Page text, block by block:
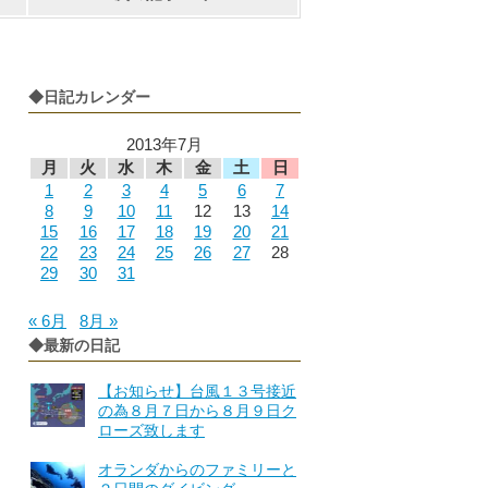
◆日記カレンダー
2013年7月
月
火 水 木 金 土
日
1
2 3 4 5 6
7
8
9 10 11 12 13
14
15
16 17 18 19 20
21
22
23 24 25 26 27
28
29
30 31
« 6月 8月 »
◆最新の日記
【お知らせ】台風１３号接近
の為８月７日から８月９日ク
ローズ致します
オランダからのファミリーと